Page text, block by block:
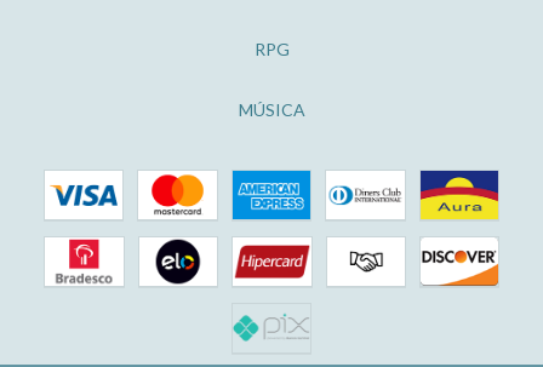
RPG
MÚSICA